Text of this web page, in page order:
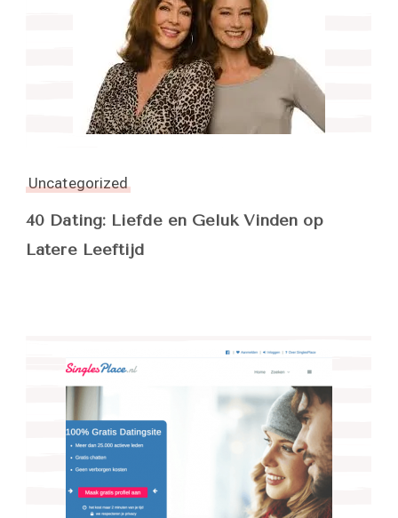
Uncategorized
40 Dating: Liefde en Geluk Vinden op
Latere Leeftijd